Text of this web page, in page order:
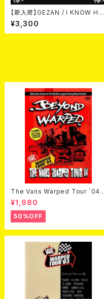
【新入荷】GEZAN / I KNOW HO
W NOW (CD)
¥3,300
The Vans Warped Tour `04
Beyond Warped (国内盤DVD)
¥1,980
50%OFF